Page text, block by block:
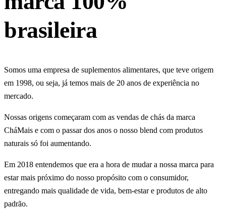
brasileira
Somos uma empresa de suplementos alimentares, que teve origem
em 1998, ou seja, já temos mais de 20 anos de experiência no
mercado.
Nossas origens começaram com as vendas de chás da marca
CháMais e com o passar dos anos o nosso blend com produtos
naturais só foi aumentando.
Em 2018 entendemos que era a hora de mudar a nossa marca para
estar mais próximo do nosso propósito com o consumidor,
entregando mais qualidade de vida, bem-estar e produtos de alto
padrão.